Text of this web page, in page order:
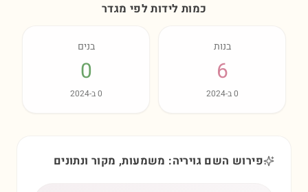
כמות לידות לפי מגדר
בנות
6
0ב-2024
בנים
0
0ב-2024
פירוש השם גויריה: משמעות, מקור ונתונים